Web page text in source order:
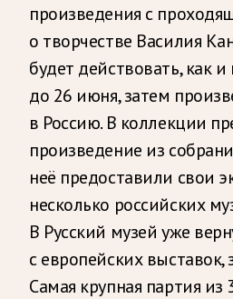
произведения с
о творчестве Василия
будет действовать, как
до 26 июня, затем
в Россию. В коллекции
произведение из
неё предоставили свои
несколько российских
В Русский музей уже
с европейских
Самая крупная партия